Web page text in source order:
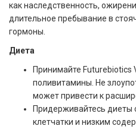
как наследственность,
длительное пребывание в
гормоны.
Диета
Принимайте Futurebiotics
поливитамины. Не
может привести к
Придерживайтесь диеты
клетчатки и низким